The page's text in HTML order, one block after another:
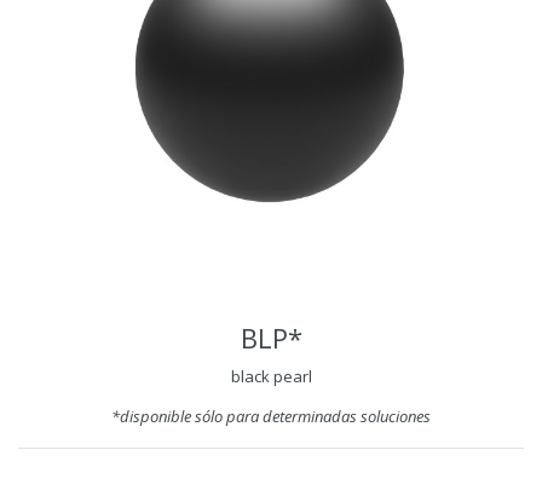
BLP*
black pearl
*disponible sólo para determinadas soluciones